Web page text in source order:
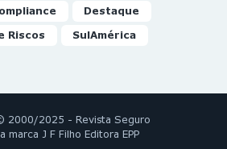
Destaque
Riscos SulAmérica
2000/2025 - Revista Seguro
marca J F Filho Editora EPP